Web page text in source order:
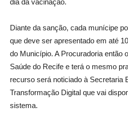
dia da vacinação.
Diante da sanção, cada munícipe
que deve ser apresentado em até
do Município. A Procuradoria então
Saúde do Recife e terá o mesmo
recurso será noticiado à Secretaria
Transformação Digital que vai
sistema.